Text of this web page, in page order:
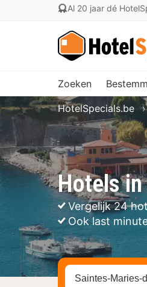
Al 20 jaar dé
Zoeken
Hotels
Vergelijk 24
Ook last
HotelSpecials.be
Zoek op hotel,